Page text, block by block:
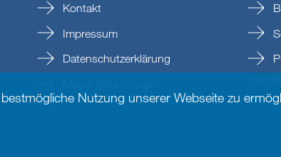
Kontakt
Impressum
Datenschutzerklärung
Nutzung unserer Webseite zu